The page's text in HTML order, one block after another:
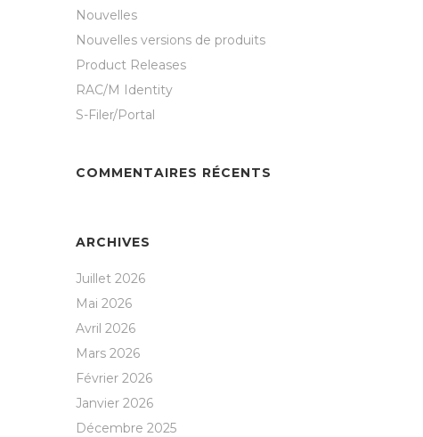
Nouvelles
Nouvelles versions de produits
Product Releases
RAC/M Identity
S-Filer/Portal
COMMENTAIRES RÉCENTS
ARCHIVES
Juillet 2026
Mai 2026
Avril 2026
Mars 2026
Février 2026
Janvier 2026
Décembre 2025